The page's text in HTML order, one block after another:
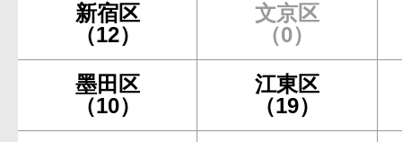
新宿区
（12）
文京区
（0）
墨田区
（10）
江東区
（19）